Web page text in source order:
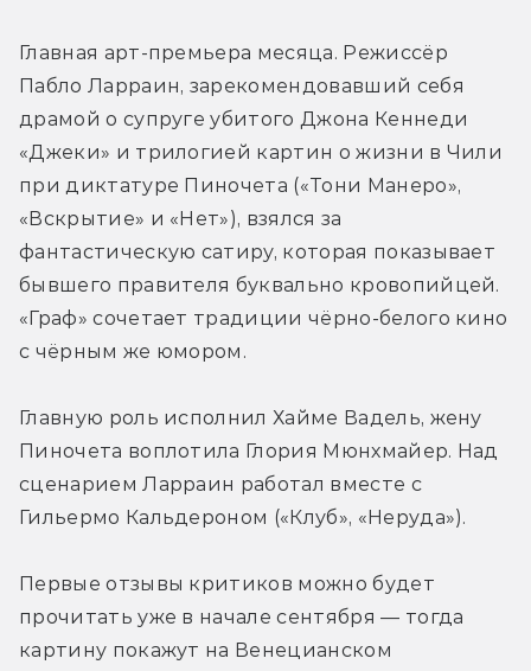
Главная арт-премьера месяца. Режиссёр
Пабло Ларраин, зарекомендовавший себя
драмой о супруге убитого Джона Кеннеди
«Джеки» и трилогией картин о жизни в Чили
при диктатуре Пиночета («Тони Манеро»,
«Вскрытие» и «Нет»), взялся за
фантастическую сатиру, которая показывает
бывшего правителя буквально кровопийцей.
«Граф» сочетает традиции чёрно-белого кино
с чёрным же юмором.
Главную роль исполнил Хайме Вадель, жену
Пиночета воплотила Глория Мюнхмайер. Над
сценарием Ларраин работал вместе с
Гильермо Кальдероном («Клуб», «Неруда»).
Первые отзывы критиков можно будет
прочитать уже в начале сентября — тогда
картину покажут на Венецианском